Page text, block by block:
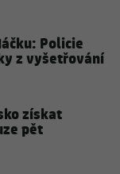
Policie
z vyšetřování
získat
pět